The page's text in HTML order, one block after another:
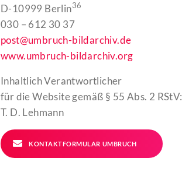
D-10999 Berlin36
030 – 612 30 37
post@umbruch-bildarchiv.de
www.umbruch-bildarchiv.org
Inhaltlich Verantwortlicher
für die Website gemäß § 55 Abs. 2 RStV:
T. D. Lehmann
KONTAKTFORMULAR UMBRUCH